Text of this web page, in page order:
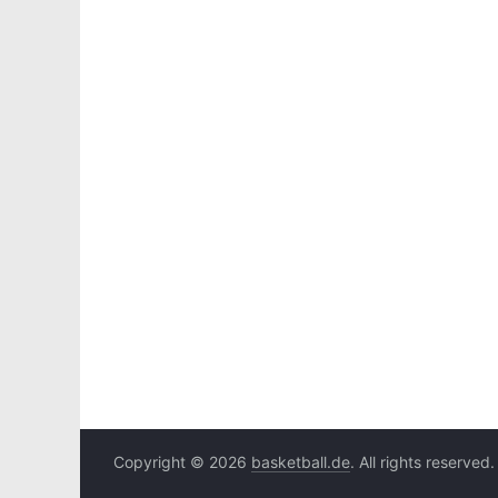
Copyright © 2026 basketball.de. All rights reserved.